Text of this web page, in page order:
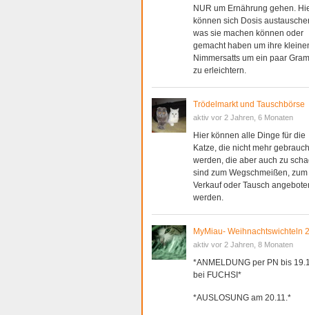
NUR um Ernährung gehen.
können sich Dosis
was sie machen können oder
gemacht haben um ihre
Nimmersatts um ein paar
zu erleichtern.
Trödelmarkt und Tauschbörse
aktiv vor 2 Jahren, 6 Monaten
Hier können alle Dinge für die
Katze, die nicht mehr
werden, die aber auch zu
sind zum Wegschmeißen, zum
Verkauf oder Tausch
werden.
MyMiau- Weihnachtswichteln
aktiv vor 2 Jahren, 8 Monaten
*ANMELDUNG per PN bis
bei FUCHSI*
*AUSLOSUNG am 20.11.*